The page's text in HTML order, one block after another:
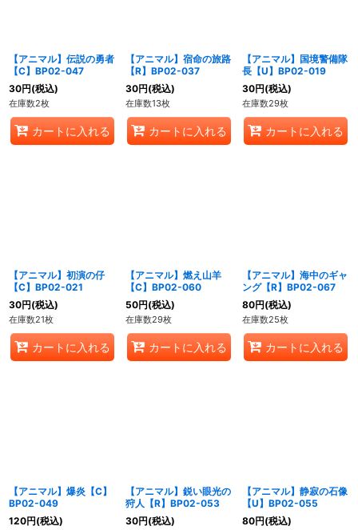
【アニマル】伝説の勇者
【C】BP02-047
30円(税込)
在庫数2枚
カートに入れる
【アニマル】宿命の旅路
【R】BP02-037
30円(税込)
在庫数13枚
カートに入れる
【アニマル】国境警備隊
長【U】BP02-019
30円(税込)
在庫数29枚
カートに入れる
【アニマル】初演の仔
【C】BP02-021
30円(税込)
在庫数21枚
カートに入れる
【アニマル】燃え山羊
【C】BP02-060
50円(税込)
在庫数29枚
カートに入れる
【アニマル】海中のギャ
ング【R】BP02-067
80円(税込)
在庫数25枚
カートに入れる
【アニマル】爆炎【C】
BP02-049
120円(税込)
【アニマル】鋭い眼光の
狩人【R】BP02-053
30円(税込)
【アニマル】静寂の石像
【U】BP02-055
80円(税込)